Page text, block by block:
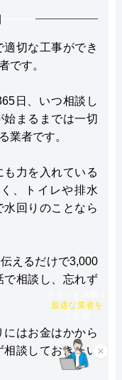
切な工事ができ
です。
日、いつ相談し
まるまでは一切
業者です。
力を入れている
、トイレや排水
回りのことなら
えるだけで3,000
で相談し、忘れず
はお金はかから
相談しておきたい×
最適な業者を